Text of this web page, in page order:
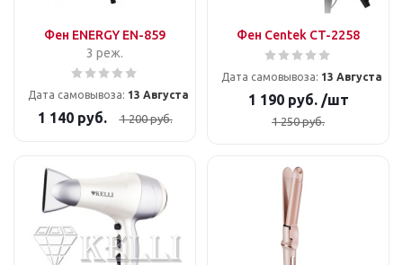
Фен ENERGY EN-859
3 реж.
Дата самовывоза: 13 Августа
1 140руб. 1 200руб.
Фен Centek CT-2258
Дата самовывоза: 13 Августа
1 190руб. /шт
1 250руб.